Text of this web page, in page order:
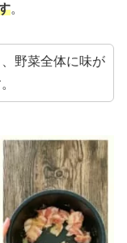
。
野菜全体に味が